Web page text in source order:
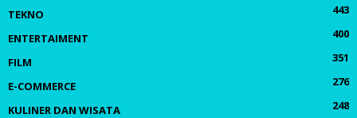
TEKNO
443
ENTERTAIMENT
400
FILM
351
E-COMMERCE
276
KULINER DAN WISATA
248